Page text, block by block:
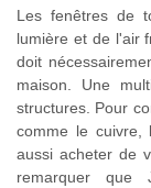
Les fenêtres de
lumière et de l'air
doit
maison. Une
structures. Pour
comme le cuivre,
aussi acheter de
remarquer que